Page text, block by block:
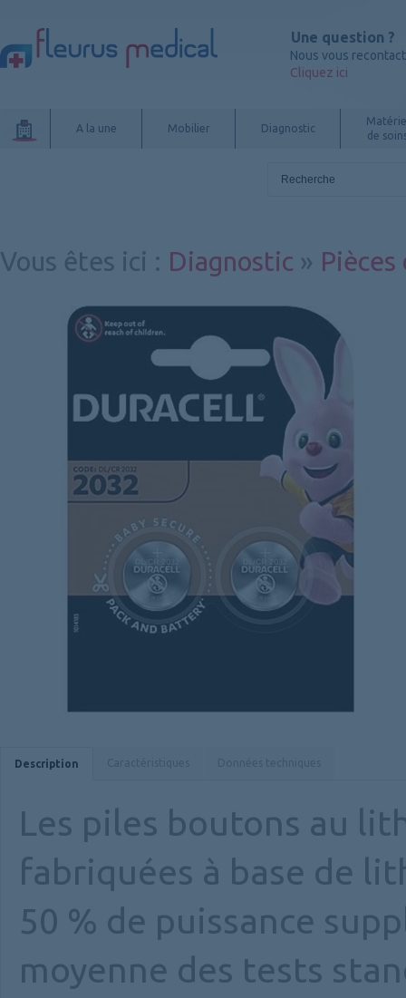
Une question ?
Nous vous
Cliquez ici
A la une Mobilier Diagnostic
de
Vous êtes ici : Diagnostic »
Description
Les piles boutons au
fabriquées à base de
50 % de puissance
moyenne des tests